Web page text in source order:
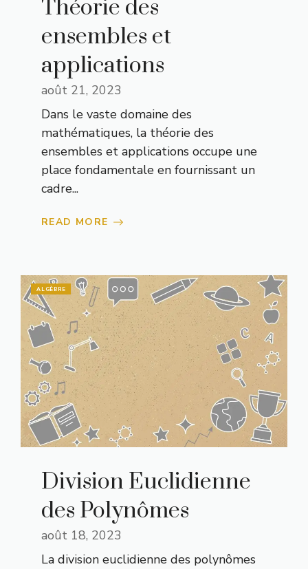
Théorie des
ensembles et
applications
août 21, 2023
Dans le vaste domaine des
mathématiques, la théorie des
ensembles et applications occupe une
place fondamentale en fournissant un
cadre...
READ MORE
ALGÈBRE
Division Euclidienne
des Polynômes
août 18, 2023
La division euclidienne des polynômes